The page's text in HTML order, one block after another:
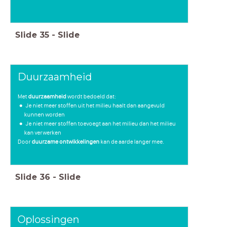
Slide 35 - Slide
Duurzaamheid
Metduurzaamheidwordt bedoeld dat:
Je niet meer stoffen uit het milieu haalt dan aangevuld
kunnen worden
Je niet meer stoffen toevoegt aan het milieu dan het milieu
kan verwerken
Doorduurzame ontwikkelingenkan de aarde langer mee.
Slide 36 - Slide
Oplossingen